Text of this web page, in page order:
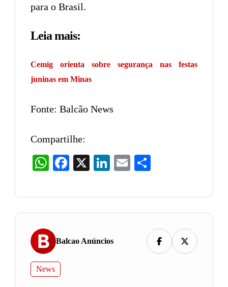
para o Brasil.
Leia mais:
Cemig orienta sobre segurança nas festas
juninas em Minas
Fonte: Balcão News
Compartilhe:
WhatsAppFacebook LinkedIn
Email
Balcao Anúncios
News